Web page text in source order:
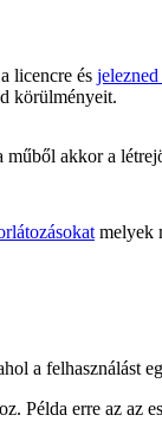
licencre és
körülményeit.
akkor a
melyek
a felhasználást
Példa erre az az